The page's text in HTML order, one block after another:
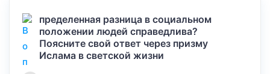
пределенная разница в социальном
положении людей справедлива?
Поясните свой ответ через призму
Ислама в светской жизни